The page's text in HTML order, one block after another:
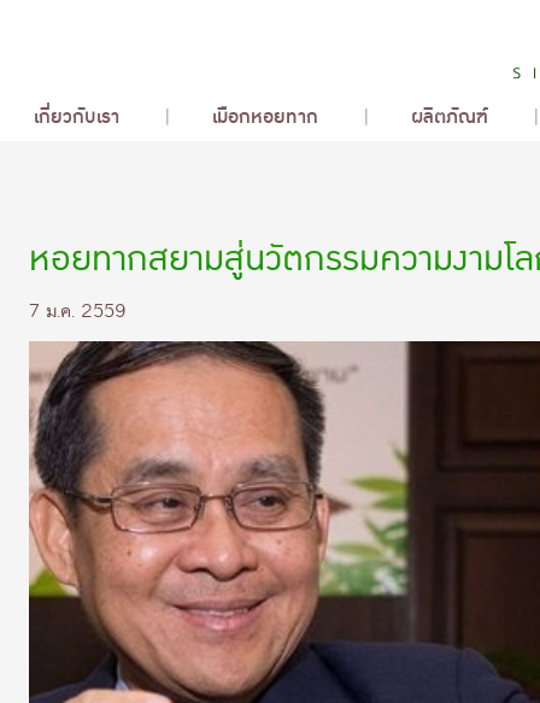
เกี่ยวกับเรา เมือกหอยทาก ผลิตภัณฑ์
หอยทากสยามสู่นวัตกรรมความงามโ
7 ม.ค. 2559